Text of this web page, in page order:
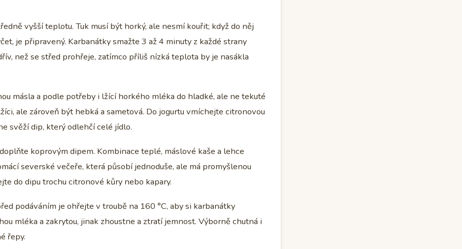
vyšší teplotu. Tuk musí být horký, ale nesmí kouřit; když do něj
je připravený. Karbanátky smažte 3 až 4 minuty z každé strany
než se střed prohřeje, zatímco příliš nízká teplota by je nasákla
másla a podle potřeby i lžící horkého mléka do hladké, ale ne tekuté
ale zároveň být hebká a sametová. Do jogurtu vmíchejte citronovou
svěží dip, který odlehčí celé jídlo.
koprovým dipem. Kombinace teplé, máslové kaše a lehce
severské večeře, která působí jednoduše, ale má promyšlenou
do dipu trochu citronové kůry nebo kapary.
podáváním je ohřejte v troubě na 160 °C, aby si karbanátky
mléka a zakrytou, jinak zhoustne a ztratí jemnost. Výborně chutná i
řepy.